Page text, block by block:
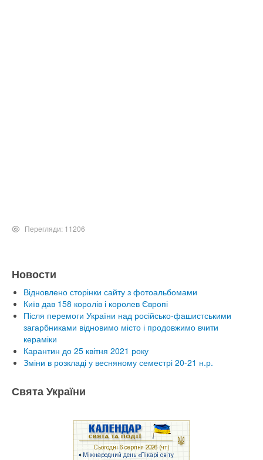
Перегляди: 11206
Новости
Відновлено сторінки сайту з фотоальбомами
Київ дав 158 королів і королев Європі
Після перемоги України над російсько-фашистськими
загарбниками відновимо місто і продовжимо вчити
кераміки
Карантин до 25 квітня 2021 року
Зміни в розкладі у весняному семестрі 20-21 н.р.
Свята України